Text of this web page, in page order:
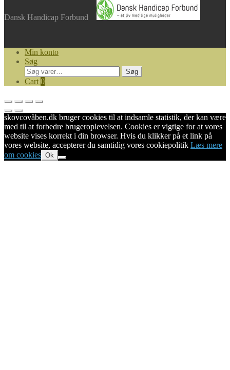
Dansk Handicap Forbund
Min konto
Søg
Søg
efter:
Søg
Cart 0
skovcovåben.dk bruger cookies til at indsamle statistik, der kan være
med til at forbedre brugeroplevelsen. Cookies er vigtige for at vores
website vises korrekt i din browser. Hvis du klikker på et link på
vores website, accepterer du samtidig vores cookiepolitik Læs mere
om cookies Ok